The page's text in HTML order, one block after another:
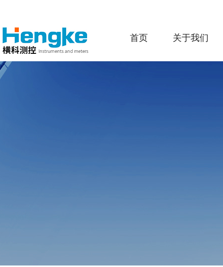
首页 关于我们